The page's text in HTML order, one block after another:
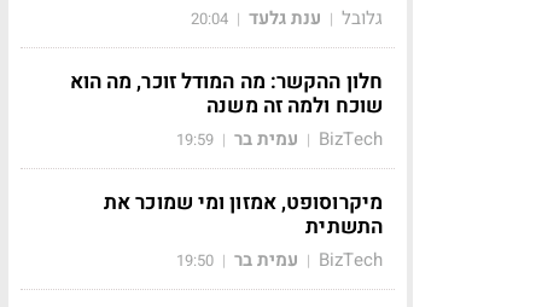
גלובל | ענת גלעד |
20:04
חלון ההקשר: מה המודל זוכר, מה הוא
שוכח ולמה זה משנה
BizTech
| עמית בר |
19:59
מיקרוסופט, אמזון ומי שמוכר את
התשתית
BizTech
| עמית בר |
19:50